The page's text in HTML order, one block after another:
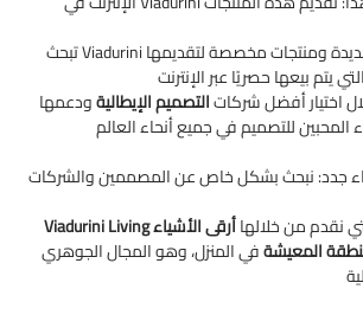
تبحث Viadurini باستمرار وتختار أفكارًا جديدة ومنتجات مخصصة لتقديمها
اختيار أفضل شركاتالتصميم الإيطاليةودعمها
جدد: نبحث بشكل خاص عن المصممين والشركات
Viadurini Living
نقدم من خلالهاأرقى الأشياء
المعيشةفي المنزل، وهو المجال الجوهري